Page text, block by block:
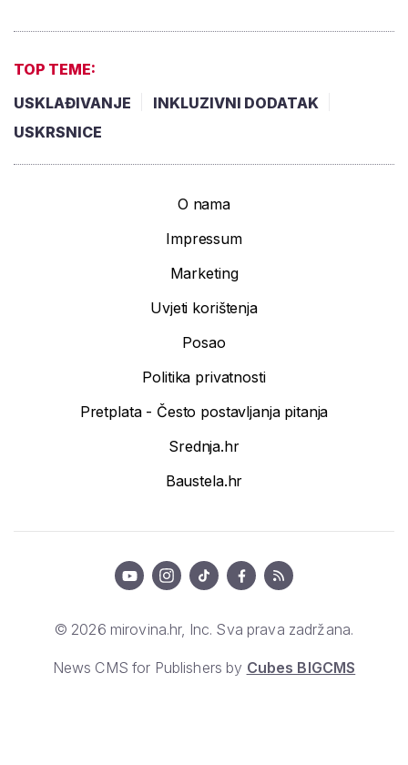
TOP TEME:
USKLAĐIVANJE
INKLUZIVNI DODATAK
USKRSNICE
O nama
Impressum
Marketing
Uvjeti korištenja
Posao
Politika privatnosti
Pretplata - Često postavljanja pitanja
Srednja.hr
Baustela.hr
© 2026 mirovina.hr, Inc. Sva prava zadržana.
News CMS for Publishers by Cubes BIGCMS